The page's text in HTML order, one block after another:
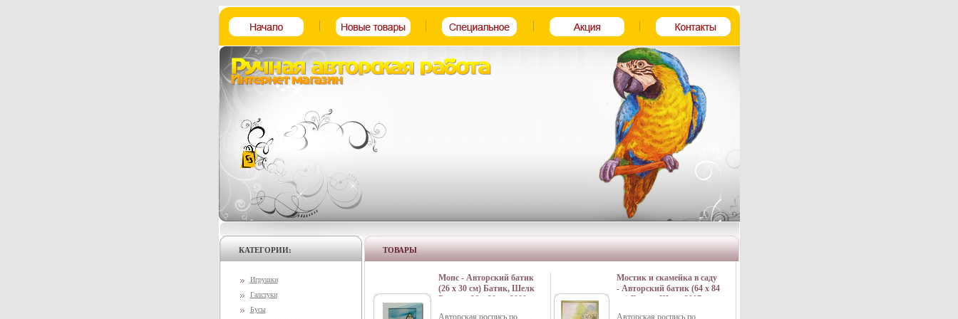
КАТЕГОРИИ:
Игрушки
Галстуки
Бусы
ТОВАРЫ
Мопс - Авторский батик
(26 х 30 см) Батик, Шелк
Размер: 26 х 30 см 2009 г
Авторская роспись по
Мостик и скамейка в саду
- Авторский батик (64 х 84
см) Батик, Шелк 2007 г
Авторская роспись по